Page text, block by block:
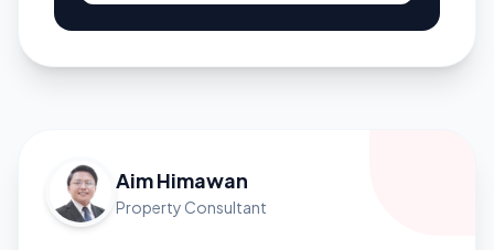
Aim Himawan
Property Consultant